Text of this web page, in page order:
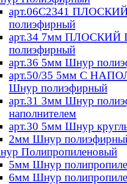
арт.06С2341
полиэфирный
арт.34 7мм ПЛОСКИЙ
полиэфирный
арт.36 5мм Шнур
арт.50/35 5мм С
Шнур полиэфирный
арт.31 3мм Шнур
наполнителем
арт.30 5мм Шнур
2мм Шнур
Полипропиленовый
5мм Шнур
6мм Шнур